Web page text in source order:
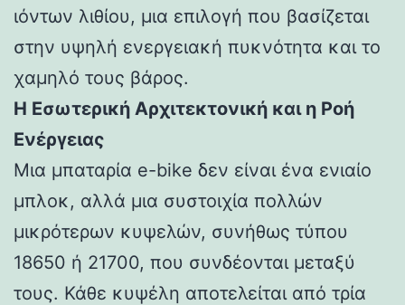
ιόντων λιθίου, μια επιλογή που βασίζεται
στην υψηλή ενεργειακή πυκνότητα και το
χαμηλό τους βάρος.
Η Εσωτερική Αρχιτεκτονική και η Ροή
Ενέργειας
Μια μπαταρία e-bike δεν είναι ένα ενιαίο
μπλοκ, αλλά μια συστοιχία πολλών
μικρότερων κυψελών, συνήθως τύπου
18650 ή 21700, που συνδέονται μεταξύ
τους. Κάθε κυψέλη αποτελείται από τρία